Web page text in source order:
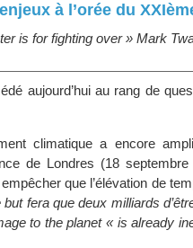
à l’orée du
is for fighting over » Mark
aujourd’hui au rang de
climatique a encore
de Londres (18
que l’élévation de
fera que deux milliards
to the planet « is already